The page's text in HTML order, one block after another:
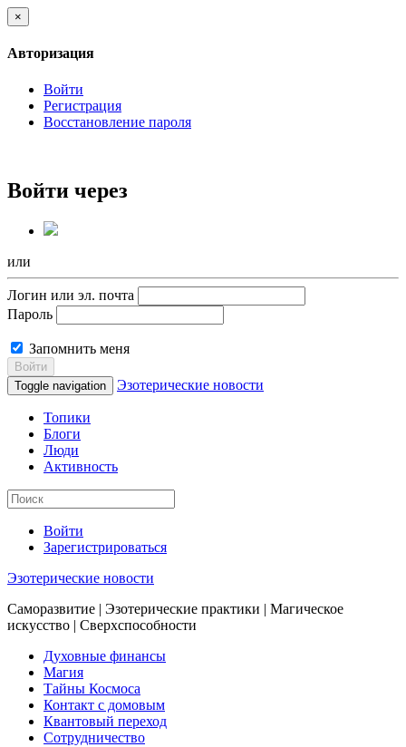
×
Авторизация
Войти
Регистрация
Восстановление пароля
Войти через
или
Логин или эл. почта
Пароль
Запомнить меня
Войти
Toggle navigation
Эзотерические новости
Топики
Блоги
Люди
Активность
Войти
Зарегистрироваться
Эзотерические новости
Саморазвитие | Эзотерические практики | Магическое
искусство | Сверхспособности
Духовные финансы
Магия
Тайны Космоса
Контакт с домовым
Квантовый переход
Сотрудничество